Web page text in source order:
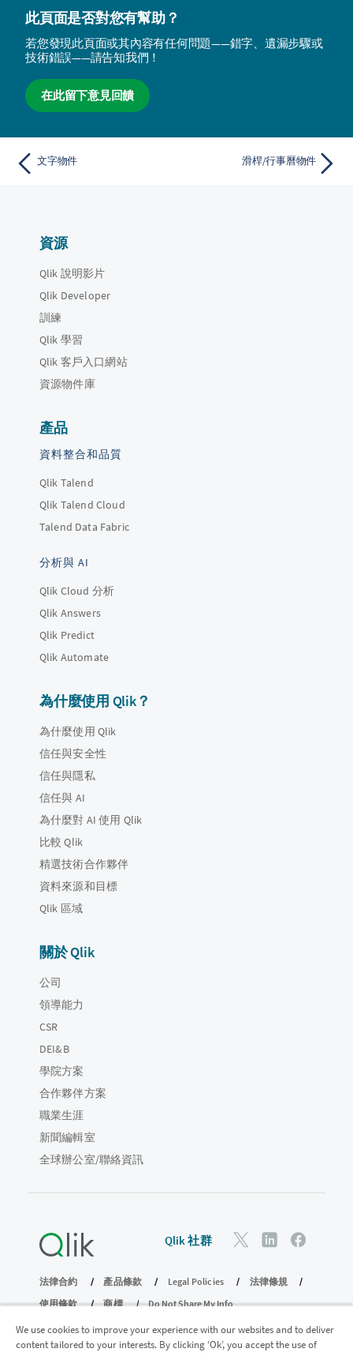
此頁面是否對您有幫助？
若您發現此頁面或其內容有任何問題——錯字、遺漏步驟或
技術錯誤——請告知我們！
在此留下意見回饋
文字物件 滑桿/行事曆物件
資源
Qlik 說明影片
Qlik Developer
訓練
Qlik 學習
Qlik 客戶入口網站
資源物件庫
產品
資料整合和品質
Qlik Talend
Qlik Talend Cloud
Talend Data Fabric
分析與 AI
Qlik Cloud 分析
Qlik Answers
Qlik Predict
Qlik Automate
為什麼使用 Qlik？
為什麼使用 Qlik
信任與安全性
信任與隱私
信任與 AI
為什麼對 AI 使用 Qlik
比較 Qlik
精選技術合作夥伴
資料來源和目標
Qlik 區域
關於 Qlik
公司
領導能力
CSR
DEI&B
學院方案
合作夥伴方案
職業生涯
新聞編輯室
全球辦公室/聯絡資訊
Qlik 社群
法律合約 產品條款 Legal Policies
法律條規
使用條款
商標
Do Not Share My Info
© 1993-2026 QlikTech International AB。保留所有權利。
We use cookies to improve your experience with our websites and to deliver
content tailored to your interests. By clicking ‘Ok’, you accept the use of